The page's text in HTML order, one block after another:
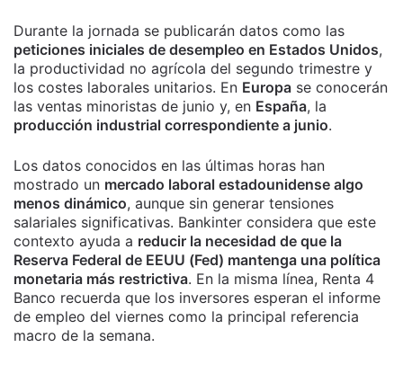
Durante la jornada se publicarán datos como las
peticiones iniciales de desempleo en Estados Unidos,
la productividad no agrícola del segundo trimestre y
los costes laborales unitarios. En Europa se conocerán
las ventas minoristas de junio y, en España, la
producción industrial correspondiente a junio.
Los datos conocidos en las últimas horas han
mostrado un mercado laboral estadounidense algo
menos dinámico, aunque sin generar tensiones
salariales significativas. Bankinter considera que este
contexto ayuda a reducir la necesidad de que la
Reserva Federal de EEUU (Fed) mantenga una política
monetaria más restrictiva. En la misma línea, Renta 4
Banco recuerda que los inversores esperan el informe
de empleo del viernes como la principal referencia
macro de la semana.